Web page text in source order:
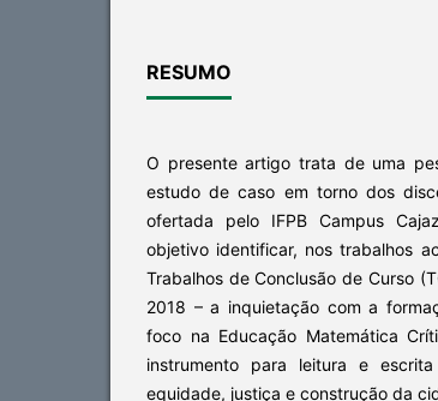
RESUMO
O presente artigo trata de uma
estudo de caso em torno dos
ofertada pelo IFPB Campus
objetivo identificar, nos trabalhos
Trabalhos de Conclusão de Curso
2018 – a inquietação com a
foco na Educação Matemática
instrumento para leitura e
equidade, justiça e construção da